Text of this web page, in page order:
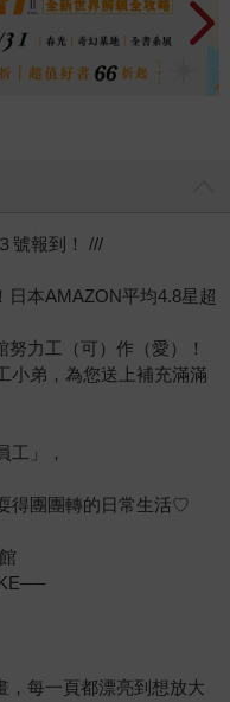
號報到！ ///
本AMAZON平均4.8星超
力工（可）作（愛）！
小弟，為您送上補充滿滿
工」，
得團團轉的日常生活♡
每一頁都漂亮到想放大